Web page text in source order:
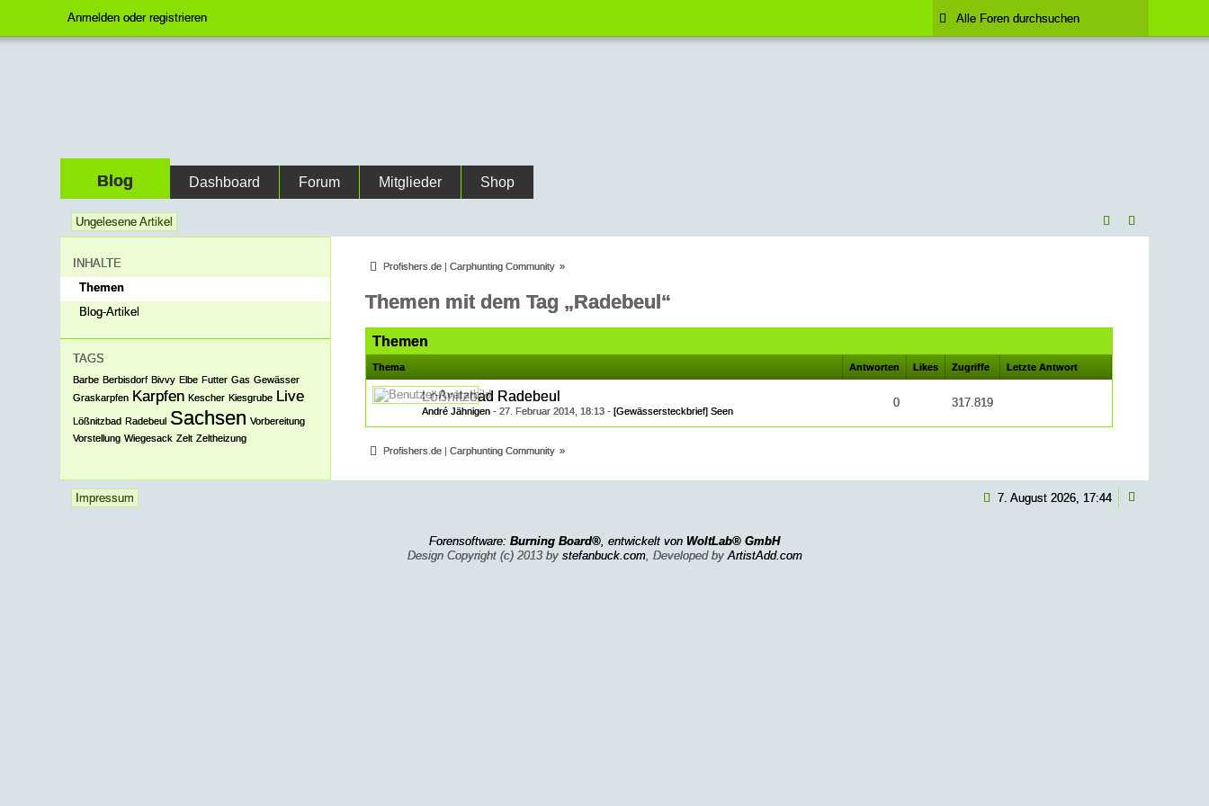
Anmelden oder registrieren
Blog Dashboard Forum Mitglieder Shop
Ungelesene Artikel
INHALTE
Themen
Blog-Artikel
TAGS
Barbe Berbisdorf Bivvy Elbe Futter Gas Gewässer
Graskarpfen Karpfen Kescher Kiesgrube Live
Lößnitzbad Radebeul Sachsen Vorbereitung
Vorstellung Wiegesack Zelt Zeltheizung
Profishers.de | Carphunting Community »
Themen mit dem Tag „Radebeul“
Themen
Thema Antworten Likes Zugriffe Letzte Antwort
Lößnitzbad Radebeul
André Jähnigen -27. Februar 2014, 18:13 -[Gewässersteckbrief] Seen
0 317.819
Profishers.de | Carphunting Community »
Impressum 7. August 2026, 17:44
Forensoftware: Burning Board®, entwickelt von WoltLab® GmbH
Design Copyright (c) 2013 by stefanbuck.com, Developed byArtistAdd.com